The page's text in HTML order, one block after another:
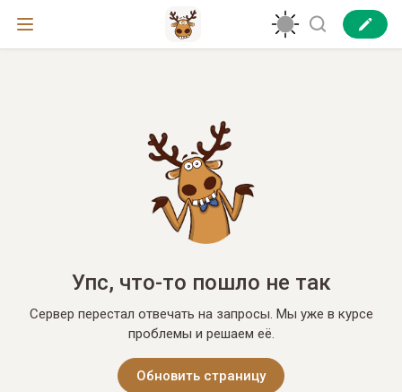
Упс, что-то пошло не так
Сервер перестал отвечать на запросы. Мы уже в курсе
проблемы и решаем её.
Обновить страницу